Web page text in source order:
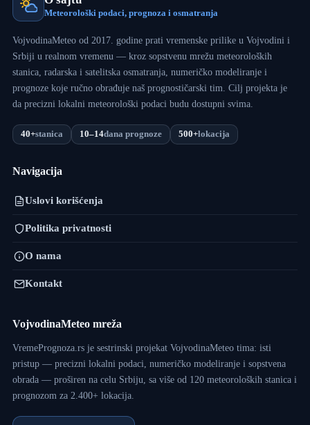
Meteorološki podaci, prognoza i osmatranja
VojvodinaMeteo od 2017. godine prati vremenske prilike u Vojvodini i
Srbiji u realnom vremenu — kroz sopstvenu mrežu meteoroloških
stanica, radarska i satelitska osmatranja, numeričko modeliranje i
prognoze koje ručno obrađuje naš prognostičarski tim. Cilj projekta je
da precizni lokalni meteorološki podaci budu dostupni svima.
40+stanica 10–14dana prognoze 500+lokacija
Navigacija
Uslovi korišćenja
Politika privatnosti
O nama
Kontakt
VojvodinaMeteo mreža
VremePrognoza.rs je sestrinski projekat VojvodinaMeteo tima: isti
pristup — precizni lokalni podaci, numeričko modeliranje i sopstvena
obrada — proširen na celu Srbiju, sa više od 120 meteoroloških stanica i
prognozom za 2.400+ lokacija.